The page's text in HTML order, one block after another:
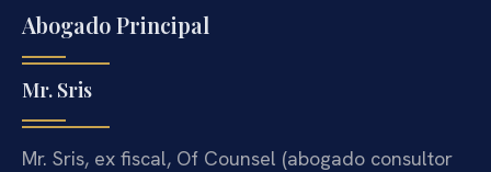
Abogado Principal
Mr. Sris
Mr. Sris, ex fiscal, Of Counsel (abogado consultor